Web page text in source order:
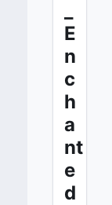
E
n
c
h
a
nt
e
d